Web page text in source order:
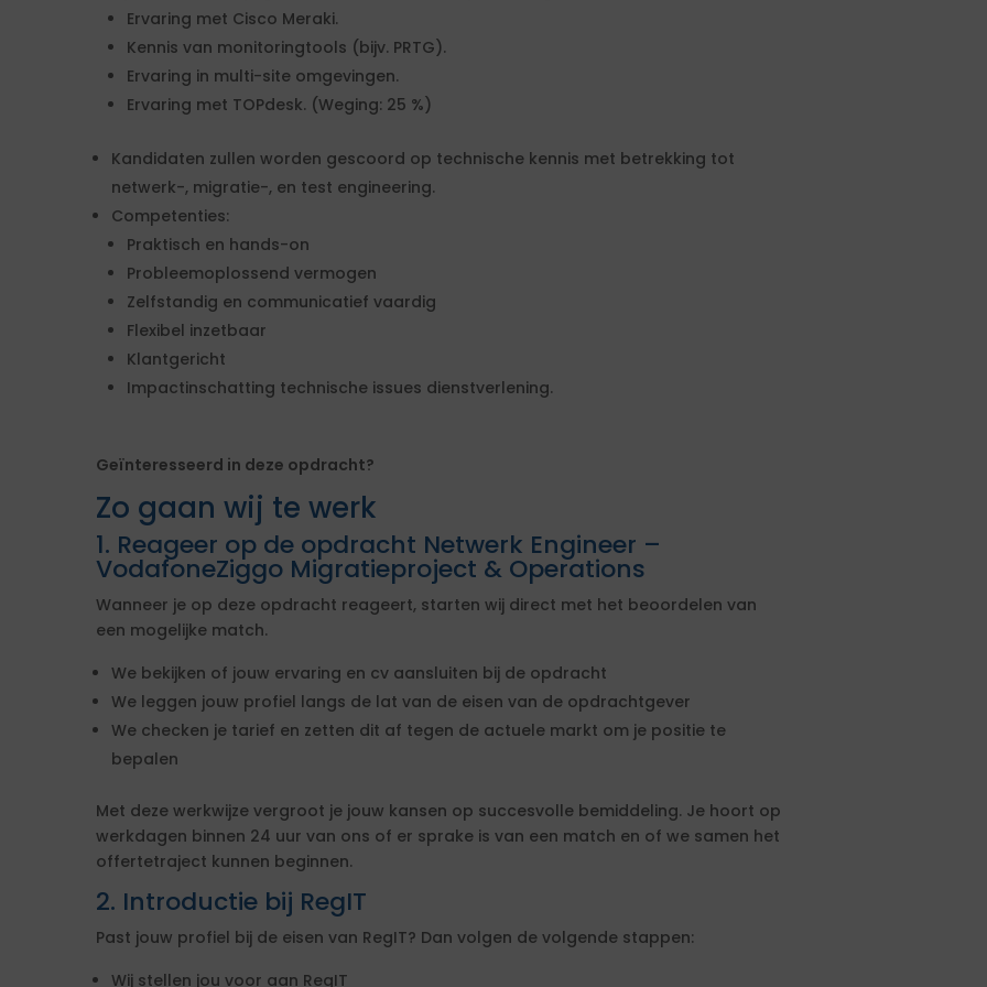
Ervaring met Cisco Meraki.
Kennis van monitoringtools (bijv. PRTG).
Ervaring in multi-site omgevingen.
Ervaring met TOPdesk. (Weging: 25 %)
Kandidaten zullen worden gescoord op technische kennis met betrekking tot
netwerk-, migratie-, en test engineering.
Competenties:
Praktisch en hands-on
Probleemoplossend vermogen
Zelfstandig en communicatief vaardig
Flexibel inzetbaar
Klantgericht
Impactinschatting technische issues dienstverlening.
Geïnteresseerd in deze opdracht?
Zo gaan wij te werk
1. Reageer op de opdracht Netwerk Engineer –
VodafoneZiggo Migratieproject & Operations
Wanneer je op deze opdracht reageert, starten wij direct met het beoordelen van
een mogelijke match.
We bekijken of jouw ervaring en cv aansluiten bij de opdracht
We leggen jouw profiel langs de lat van de eisen van de opdrachtgever
We checken je tarief en zetten dit af tegen de actuele markt om je positie te
bepalen
Met deze werkwijze vergroot je jouw kansen op succesvolle bemiddeling. Je hoort op
werkdagen binnen 24 uur van ons of er sprake is van een match en of we samen het
offertetraject kunnen beginnen.
2. Introductie bij RegIT
Past jouw profiel bij de eisen van RegIT? Dan volgen de volgende stappen:
Wij stellen jou voor aan RegIT